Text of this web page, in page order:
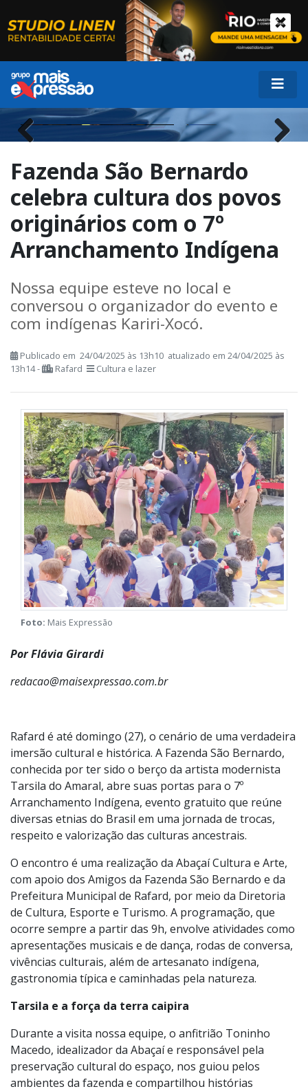
Previous Next
Fazenda São Bernardo
celebra cultura dos povos
originários com o 7º
Arranchamento Indígena
Nossa equipe esteve no local e
conversou o organizador do evento e
com indígenas Kariri-Xocó.
Publicado em 24/04/2025 às 13h10 atualizado em 24/04/2025 às
13h14 -
Rafard Cultura e lazer
Foto:Mais Expressão
redacao@maisexpressao.com.br
Rafard é até domingo (27), o cenário de uma verdadeira
imersão cultural e histórica. A Fazenda São Bernardo,
conhecida por ter sido o berço da artista modernista
Arranchamento Indígena, evento gratuito que reúne
diversas etnias do Brasil em uma jornada de trocas,
respeito e valorização das culturas ancestrais.
O encontro é uma realização da Abaçaí Cultura e Arte,
com apoio dos Amigos da Fazenda São Bernardo e da
Prefeitura Municipal de Rafard, por meio da Diretoria
de Cultura, Esporte e Turismo. A programação, que
apresentações musicais e de dança, rodas de conversa,
vivências culturais, além de artesanato indígena,
gastronomia típica e caminhadas pela natureza.
Tarsila e a força da terra caipira